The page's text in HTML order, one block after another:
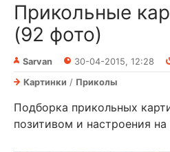
Прикольные
(92 фото)
Sarvan 30-04-2015, 12:28
Картинки / Приколы
Подборка прикольных
позитивом и настроения на